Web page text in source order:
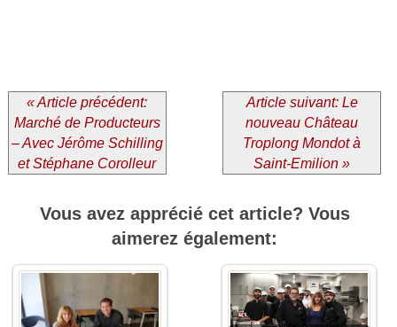
« Article précédent:
Marché de Producteurs
– Avec Jérôme Schilling
et Stéphane Corolleur
Article suivant: Le
nouveau Château
Troplong Mondot à
Saint-Emilion »
Vous avez apprécié cet article? Vous
aimerez également: